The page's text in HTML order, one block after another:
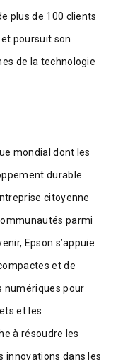
plus de 100 clients
poursuit son
de la technologie
mondial dont les
durable
citoyenne
parmi
Epson s’appuie
et de
numériques pour
et les
à résoudre les
innovations dans les